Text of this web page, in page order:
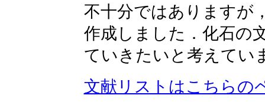
不十分ではありますが
作成しました．化石の
ていきたいと考えてい
文献リストはこちらの